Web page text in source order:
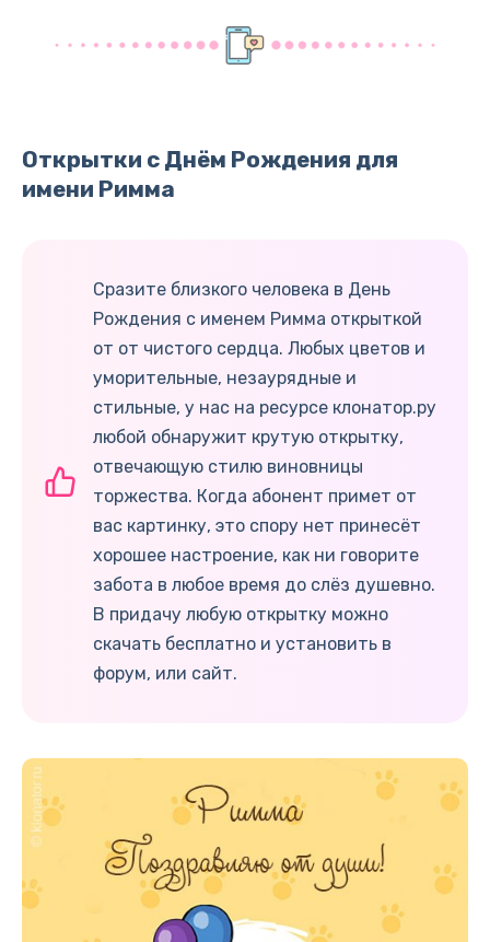
Открытки с Днём Рождения для
имени Римма
Сразите близкого человека в День
Рождения с именем Римма открыткой
от от чистого сердца. Любых цветов и
уморительные, незаурядные и
стильные, у нас на ресурсе клонатор.ру
любой обнаружит крутую открытку,
отвечающую стилю виновницы
торжества. Когда абонент примет от
вас картинку, это спору нет принесёт
хорошее настроение, как ни говорите
забота в любое время до слёз душевно.
В придачу любую открытку можно
скачать бесплатно и установить в
форум, или сайт.